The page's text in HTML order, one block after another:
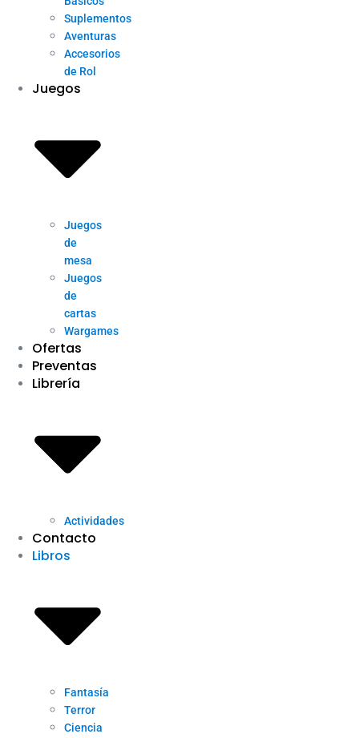
Suplementos
Aventuras
Accesorios
de Rol
Juegos
Juegos
de
mesa
Juegos
de
cartas
Wargames
Ofertas
Preventas
Librería
Actividades
Contacto
Libros
Fantasía
Terror
Ciencia